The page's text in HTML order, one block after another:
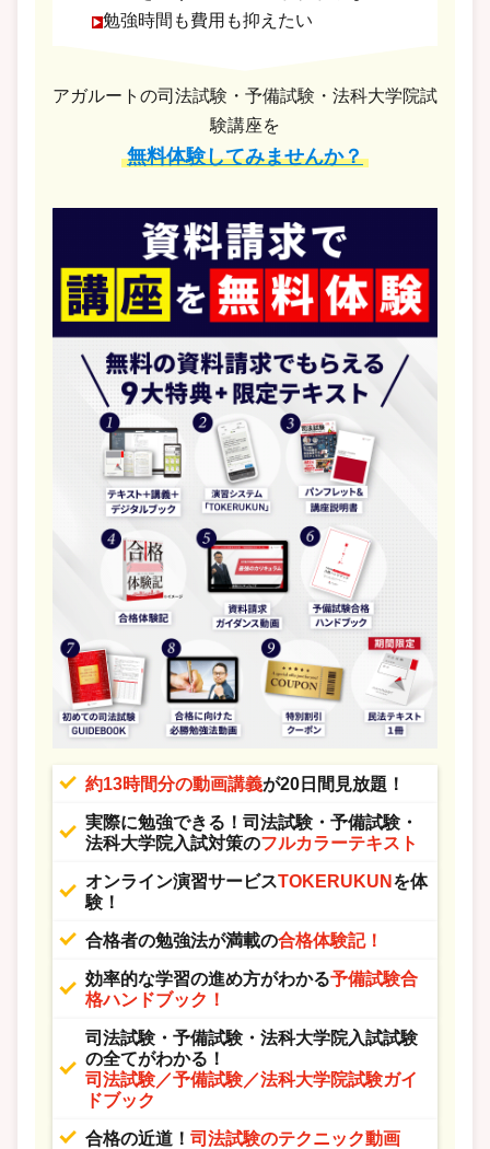
勉強時間も費用も抑えたい
アガルートの司法試験・予備試験・法科大学院試
験講座を
無料体験してみませんか？
約13時間分の動画講義が20日間見放題！
実際に勉強できる！司法試験・予備試験・
法科大学院入試対策のフルカラーテキスト
オンライン演習サービスTOKERUKUN を体
験！
合格者の勉強法が満載の合格体験記！
効率的な学習の進め方がわかる予備試験合
格ハンドブック！
司法試験・予備試験・法科大学院入試試験
の全てがわかる！
司法試験／予備試験／法科大学院試験ガイ
ドブック
合格の近道！ 司法試験のテクニック動画